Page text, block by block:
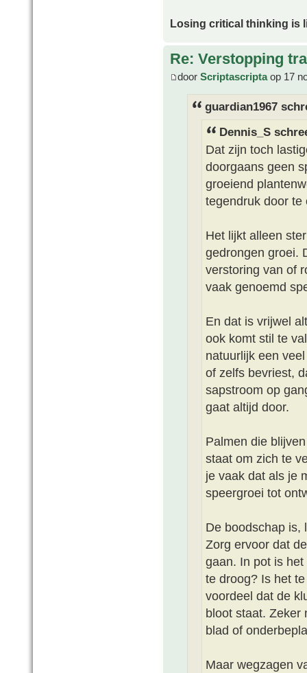
Losing critical thinking is
Re: Verstopping
door Scriptascriptaop 17
guardian1967
Dennis_S
Dat zijn toch
doorgaans geen
groeiend
tegendruk door te
Het lijkt alleen
gedrongen groei.
verstoring van of
vaak genoemd
En dat is vrijwel
ook komt stil te
natuurlijk een
of zelfs bevriest,
sapstroom op
gaat altijd door.
Palmen die
staat om zich te
je vaak dat als je
speergroei tot
De boodschap is,
Zorg ervoor dat
gaan. In pot is
te droog? Is het
voordeel dat de
bloot staat. Zeker
blad of
Maar wegzagen